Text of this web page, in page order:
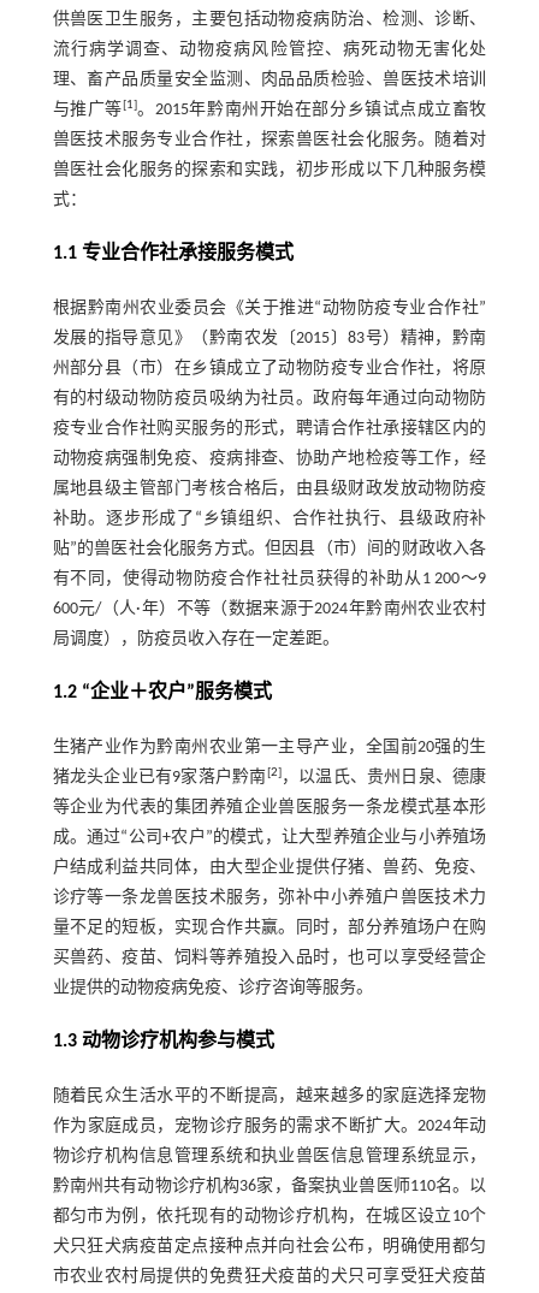
供兽医卫生服务，主要包括动物疫病防治、检测、诊断、
流行病学调查、动物疫病风险管控、病死动物无害化处
理、畜产品质量安全监测、肉品品质检验、兽医技术培训
与推广等[1]。2015年黔南州开始在部分乡镇试点成立畜牧
兽医技术服务专业合作社，探索兽医社会化服务。随着对
兽医社会化服务的探索和实践，初步形成以下几种服务模
式：
1.1 专业合作社承接服务模式
根据黔南州农业委员会《关于推进“动物防疫专业合作社”
发展的指导意见》（黔南农发〔2015〕83号）精神，黔南
州部分县（市）在乡镇成立了动物防疫专业合作社，将原
有的村级动物防疫员吸纳为社员。政府每年通过向动物防
疫专业合作社购买服务的形式，聘请合作社承接辖区内的
动物疫病强制免疫、疫病排查、协助产地检疫等工作，经
属地县级主管部门考核合格后，由县级财政发放动物防疫
补助。逐步形成了“乡镇组织、合作社执行、县级政府补
贴”的兽医社会化服务方式。但因县（市）间的财政收入各
有不同，使得动物防疫合作社社员获得的补助从1 200～9
600元/（人·年）不等（数据来源于2024年黔南州农业农村
局调度），防疫员收入存在一定差距。
1.2 “企业＋农户”服务模式
生猪产业作为黔南州农业第一主导产业，全国前20强的生
猪龙头企业已有9家落户黔南 [2]，以温氏、贵州日泉、德康
等企业为代表的集团养殖企业兽医服务一条龙模式基本形
成。通过“公司+农户”的模式，让大型养殖企业与小养殖场
户结成利益共同体，由大型企业提供仔猪、兽药、免疫、
诊疗等一条龙兽医技术服务，弥补中小养殖户兽医技术力
量不足的短板，实现合作共赢。同时，部分养殖场户在购
买兽药、疫苗、饲料等养殖投入品时，也可以享受经营企
业提供的动物疫病免疫、诊疗咨询等服务。
1.3 动物诊疗机构参与模式
随着民众生活水平的不断提高，越来越多的家庭选择宠物
作为家庭成员，宠物诊疗服务的需求不断扩大。2024年动
物诊疗机构信息管理系统和执业兽医信息管理系统显示，
黔南州共有动物诊疗机构36家，备案执业兽医师110名。以
都匀市为例，依托现有的动物诊疗机构，在城区设立10个
犬只狂犬病疫苗定点接种点并向社会公布，明确使用都匀
市农业农村局提供的免费狂犬疫苗的犬只可享受狂犬疫苗